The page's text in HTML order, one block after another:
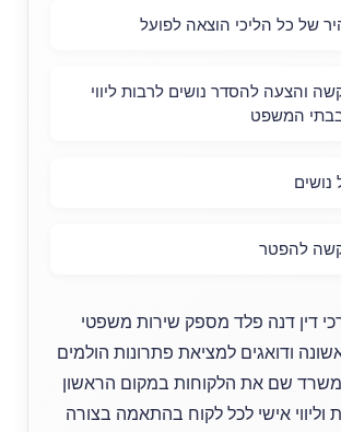
של כל הליכי הוצאה לפועל
והצעה להסדר נושים לרבות ליווי
בבתי המשפט
נושים
להפטר
דין דנה פלד מספק שירות משפטי
ודואגים למציאת פתרונות הולמים
שם את הלקוחות במקום הראשון
וליווי אישי לכל לקוח בהתאמה בצורה